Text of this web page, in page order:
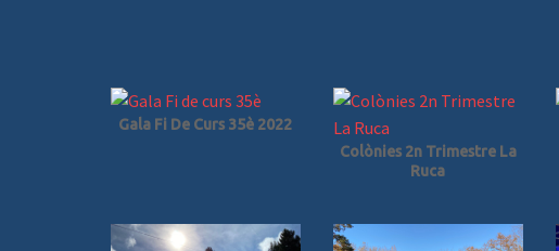
Gala Fi De Curs 35è 2022
Colònies 2n Trimestre La
Ruca